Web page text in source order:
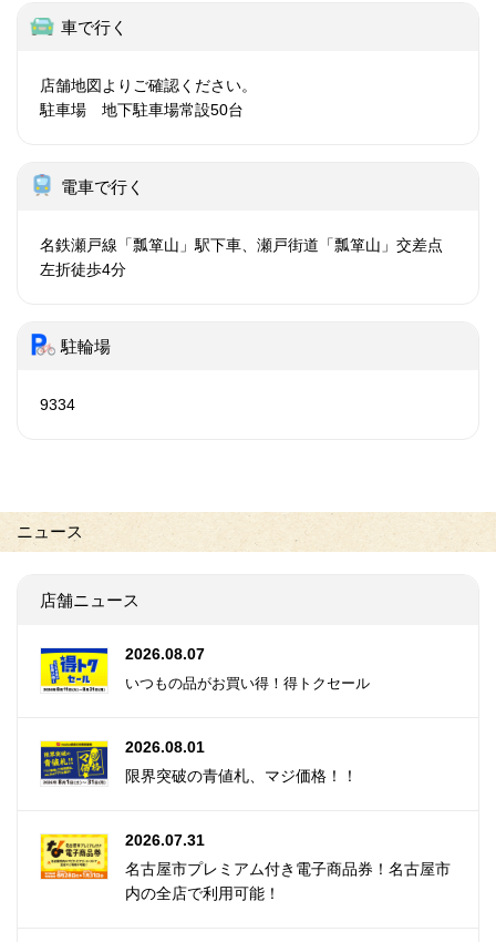
車で行く
店舗地図よりご確認ください。
駐車場 地下駐車場常設50台
電車で行く
名鉄瀬戸線「瓢箪山」駅下車、瀬戸街道「瓢箪山」交差点
左折徒歩4分
駐輪場
9334
ニュース
店舗ニュース
2026.08.07
いつもの品がお買い得！得トクセール
2026.08.01
限界突破の青値札、マジ価格！！
2026.07.31
名古屋市プレミアム付き電子商品券！名古屋市
内の全店で利用可能！